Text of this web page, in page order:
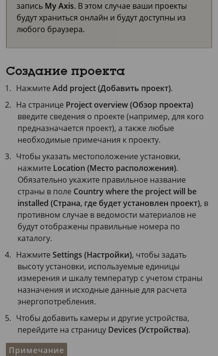
запись My Axis. В этом случае ваши проекты
будут храниться онлайн и будут доступны из
любого браузера.
Создание проекта
НажмитеAdd project (Добавить проект).
На странице Project overview (Обзор проекта)
введите сведения о проекте (например, для кого
предназначается проект), а также любые
необходимые примечания к проекту.
Чтобы указать местоположение установки,
нажмите Location (Место расположения).
Обязательно укажите правильное название
страны в поле Country where the project will be
installed (Страна, где будет установлен проект), в
противном случае в ведомости материалов не
будут отображены правильные номера по
каталогу.
НажмитеSettings (Настройки), чтобы задать
высоту установки, используемые единицы
измерения и шкалу температур с учетом страны
назначения и исходные данные для расчета
энергопотребления.
Чтобы добавить камеры и другие устройства,
перейдите на страницу Devices (Устройства).
Примечание